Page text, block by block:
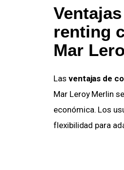
renting
Mar
Las ventajas de
Mar Leroy Merlin
económica. Los
flexibilidad para